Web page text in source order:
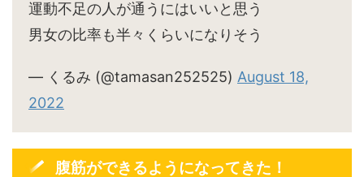
運動不足の人が通うにはいいと思う
男女の比率も半々くらいになりそう
— くるみ (@tamasan252525) August 18,
2022
腹筋ができるようになってきた！